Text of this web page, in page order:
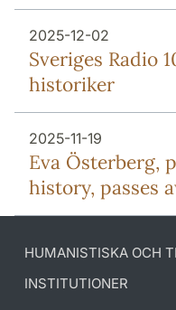
2025-12-02
Sveriges Radio
historiker
2025-11-19
Eva Österberg,
history, passes
HUMANISTISKA OCH
INSTITUTIONER